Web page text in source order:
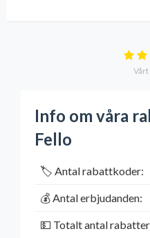
Vårt
Info om våra
Fello
🏷️ Antal rabattkoder:
💰 Antal erbjudanden:
💵 Totalt antal